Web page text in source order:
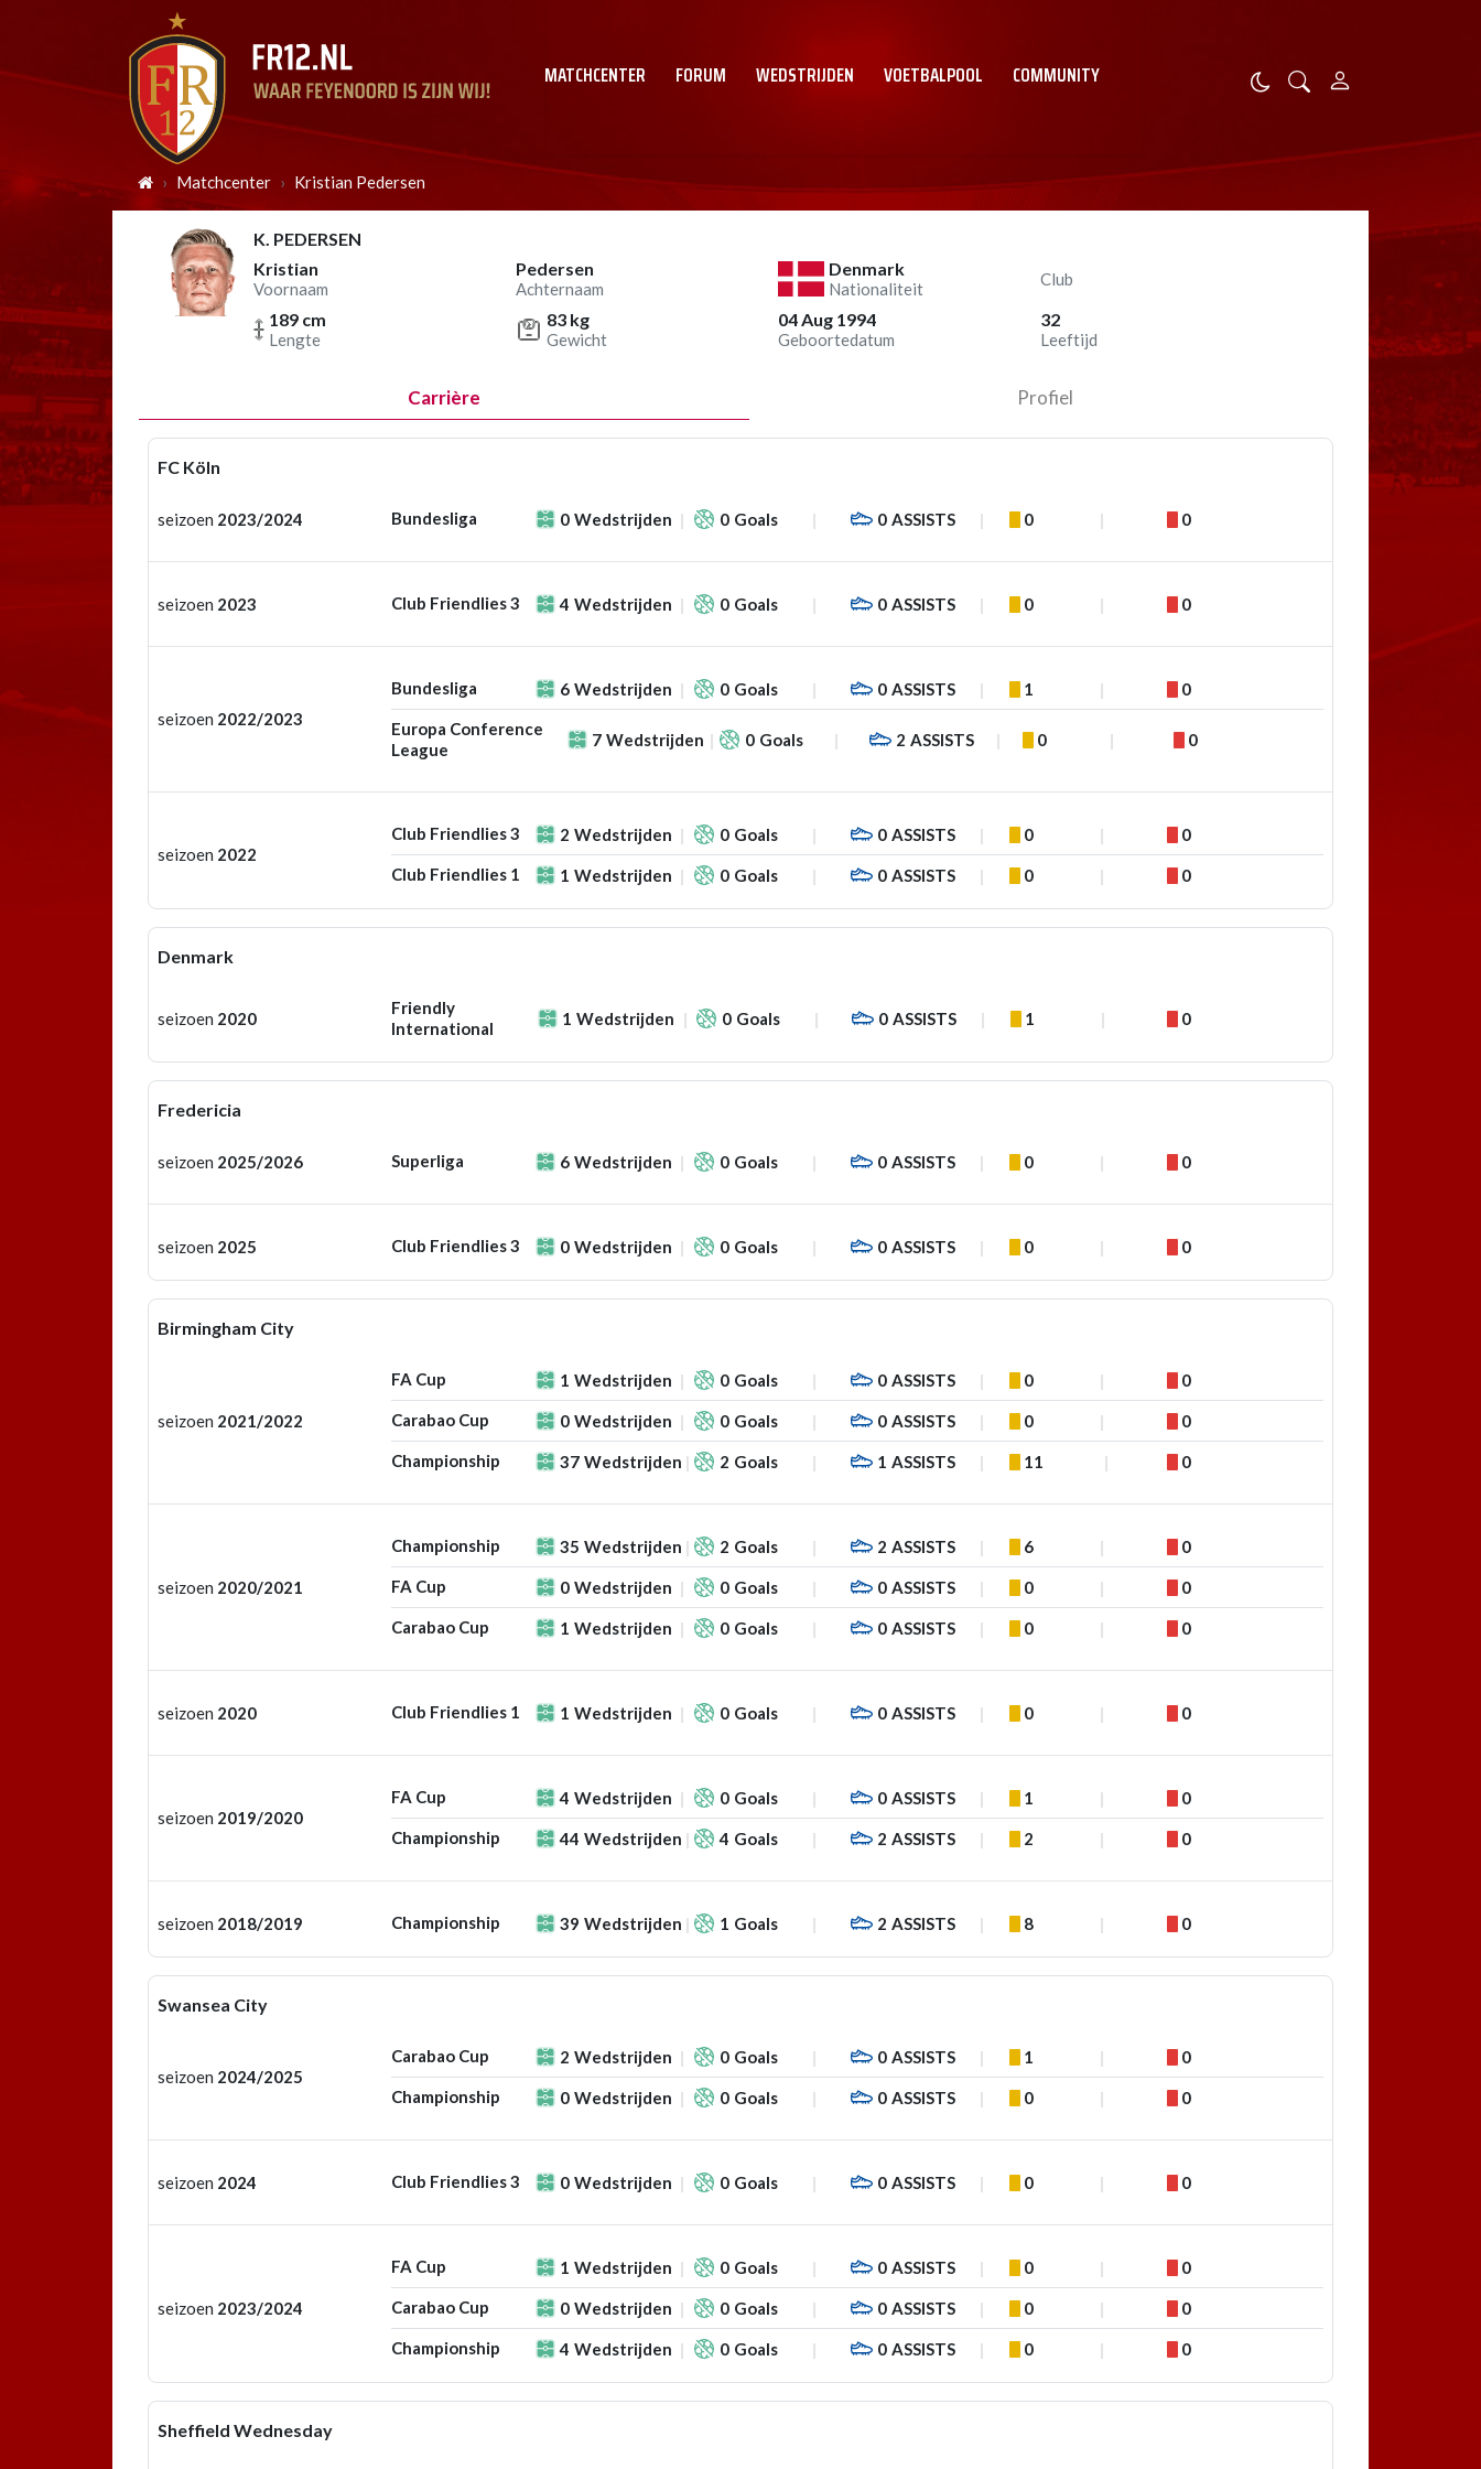
MATCHCENTER FORUM WEDSTRIJDEN VOETBALPOOL COMMUNITY
Matchcenter Kristian Pedersen
K. PEDERSEN
Kristian
Voornaam
Pedersen
Achternaam
Denmark
Nationaliteit
Club
189 cm
Lengte
83 kg
Gewicht
04 Aug 1994
Geboortedatum
32
Leeftijd
Carrière Profiel
FC Köln
seizoen 2023/2024 Bundesliga 0 Wedstrijden 0 Goals 0 ASSISTS 0 0
seizoen 2023 Club Friendlies 3 4 Wedstrijden 0 Goals 0 ASSISTS 0 0
seizoen 2022/2023
Bundesliga 6 Wedstrijden 0 Goals 0 ASSISTS 1 0
Europa Conference
League
7 Wedstrijden 0 Goals 2 ASSISTS 0 0
seizoen 2022
Club Friendlies 3 2 Wedstrijden 0 Goals 0 ASSISTS 0 0
Club Friendlies 1 1 Wedstrijden 0 Goals 0 ASSISTS 0 0
Denmark
seizoen 2020
Friendly
International
1 Wedstrijden 0 Goals 0 ASSISTS 1 0
Fredericia
seizoen 2025/2026 Superliga 6 Wedstrijden 0 Goals 0 ASSISTS 0 0
seizoen 2025 Club Friendlies 3 0 Wedstrijden 0 Goals 0 ASSISTS 0 0
Birmingham City
seizoen 2021/2022
FA Cup 1 Wedstrijden 0 Goals 0 ASSISTS 0 0
Carabao Cup 0 Wedstrijden 0 Goals 0 ASSISTS 0 0
Championship 37 Wedstrijden 2 Goals 1 ASSISTS 11 0
seizoen 2020/2021
Championship 35 Wedstrijden 2 Goals 2 ASSISTS 6 0
FA Cup 0 Wedstrijden 0 Goals 0 ASSISTS 0 0
Carabao Cup 1 Wedstrijden 0 Goals 0 ASSISTS 0 0
seizoen 2020 Club Friendlies 1 1 Wedstrijden 0 Goals 0 ASSISTS 0 0
seizoen 2019/2020
FA Cup 4 Wedstrijden 0 Goals 0 ASSISTS 1 0
Championship 44 Wedstrijden 4 Goals 2 ASSISTS 2 0
seizoen 2018/2019 Championship 39 Wedstrijden 1 Goals 2 ASSISTS 8 0
Swansea City
seizoen 2024/2025
Carabao Cup 2 Wedstrijden 0 Goals 0 ASSISTS 1 0
Championship 0 Wedstrijden 0 Goals 0 ASSISTS 0 0
seizoen 2024 Club Friendlies 3 0 Wedstrijden 0 Goals 0 ASSISTS 0 0
seizoen 2023/2024
FA Cup 1 Wedstrijden 0 Goals 0 ASSISTS 0 0
Carabao Cup 0 Wedstrijden 0 Goals 0 ASSISTS 0 0
Championship 4 Wedstrijden 0 Goals 0 ASSISTS 0 0
Sheffield Wednesday